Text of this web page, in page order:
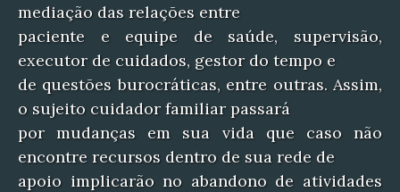
mediação das relações entre
paciente e equipe de saúde, supervisão,
executor de cuidados, gestor do tempo e
de questões burocráticas, entre outras. Assim,
o sujeito cuidador familiar passará
por mudanças em sua vida que caso não
encontre recursos dentro de sua rede de
apoio implicarão no abandono de atividades